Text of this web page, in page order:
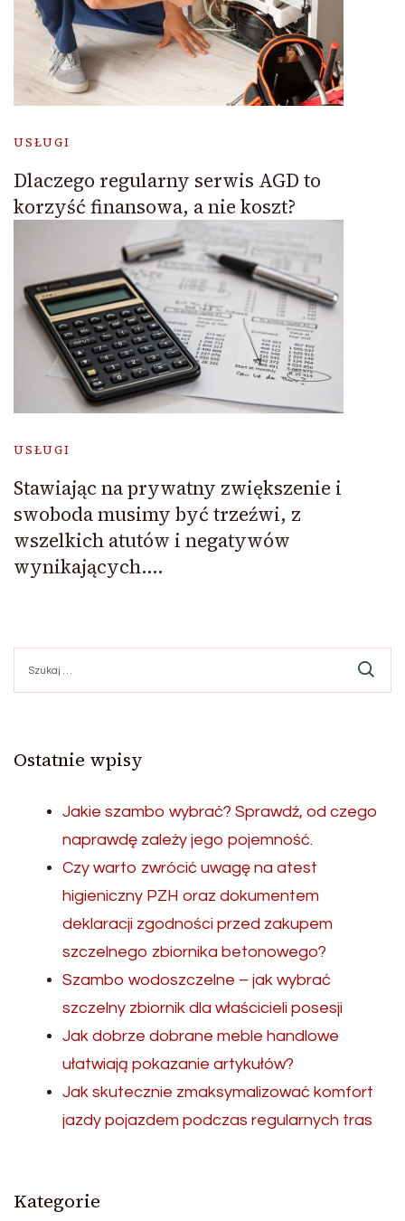
USŁUGI
Dlaczego regularny serwis AGD to
korzyść finansowa, a nie koszt?
USŁUGI
Stawiając na prywatny zwiększenie i
swoboda musimy być trzeźwi, z
wszelkich atutów i negatywów
wynikających….
Ostatnie wpisy
Jakie szambo wybrać? Sprawdź, od czego
naprawdę zależy jego pojemność.
Czy warto zwrócić uwagę na atest
higieniczny PZH oraz dokumentem
deklaracji zgodności przed zakupem
szczelnego zbiornika betonowego?
Szambo wodoszczelne – jak wybrać
szczelny zbiornik dla właścicieli posesji
Jak dobrze dobrane meble handlowe
ułatwiają pokazanie artykułów?
Jak skutecznie zmaksymalizować komfort
jazdy pojazdem podczas regularnych tras
Kategorie